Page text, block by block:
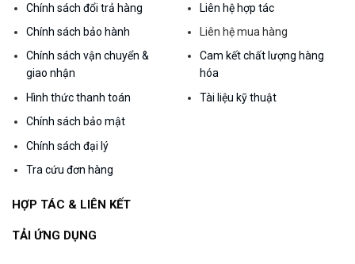
Chính sách đổi trả hàng
Chính sách bảo hành
Chính sách vận chuyển &
giao nhận
Hình thức thanh toán
Chính sách bảo mật
Chính sách đại lý
Tra cứu đơn hàng
Liên hệ hợp tác
Liên hệ mua hàng
Cam kết chất lượng hàng
hóa
Tài liệu kỹ thuật
HỢP TÁC & LIÊN KẾT
TẢI ỨNG DỤNG